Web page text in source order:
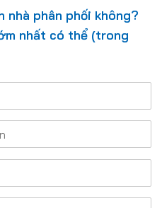
nhà phân phối không?
nhất có thể (trong